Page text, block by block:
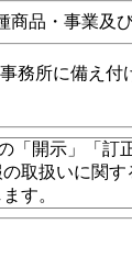
商品・事業及
務所に備え付
「開示」「訂
取扱いに関す
す。